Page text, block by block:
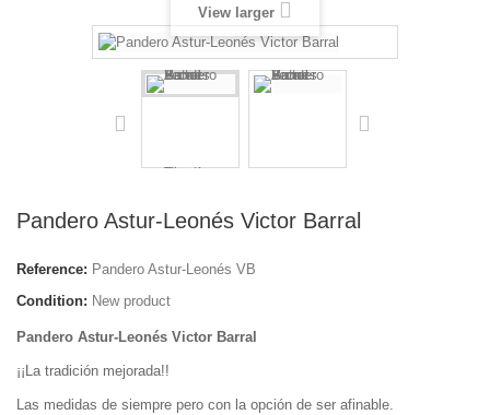
View larger
Pandero Astur-Leonés Victor Barral
Reference: Pandero Astur-Leonés VB
Condition: New product
Pandero Astur-Leonés Victor Barral
¡¡La tradición mejorada!!
Las medidas de siempre pero con la opción de ser afinable.